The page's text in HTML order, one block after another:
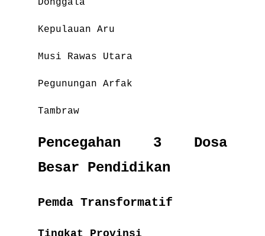
Donggala
Kepulauan Aru
Musi Rawas Utara
Pegunungan Arfak
Tambraw
Pencegahan 3 Dosa
Besar Pendidikan
Pemda Transformatif
Tingkat Provinsi